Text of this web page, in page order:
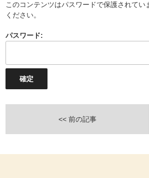
このコンテンツはパスワードで保護されて
ください。
パスワード:
<< 前の記事